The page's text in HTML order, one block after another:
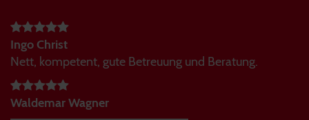
Ingo Christ
Nett, kompetent, gute Betreuung und Beratung.
Waldemar Wagner